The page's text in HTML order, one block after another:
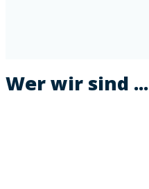
Wer wir sind ...